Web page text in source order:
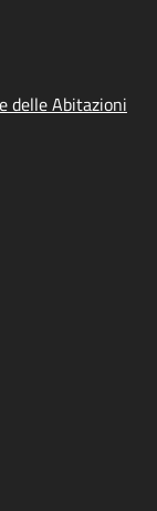
delle Abitazioni